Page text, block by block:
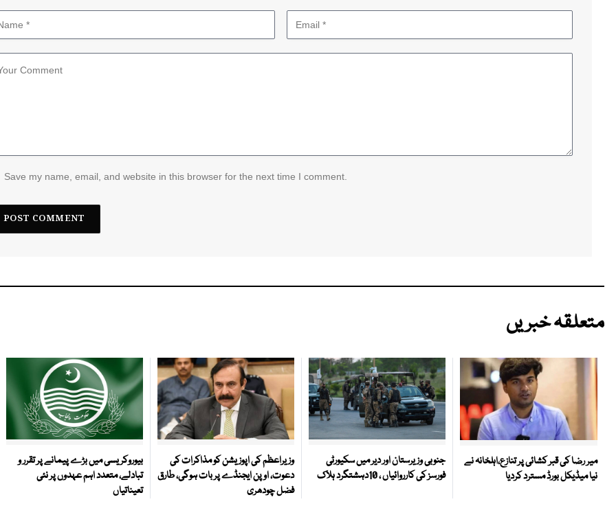
Save my name, email, and website in this browser for the next time I comment.
متعلقہ خبریں
میر رضا کی قبر کشائی پر تنازع،اہلخانہ نے
نیا میڈیکل بورڈ مسترد کردیا
جنوبی وزیرستان اور دیر میں سکیورٹی
فورسز کی کارروائیاں ، 10دہشتگرد ہلاک
وزیراعظم کی اپوزیشن کو مذاکرات کی
دعوت، اوپن ایجنڈے پر بات ہوگی، طارق
فضل چودھری
بیوروکریسی میں بڑے پیمانے پر تقرر و
تبادلے، متعدد اہم عہدوں پر نئی
تعیناتیاں